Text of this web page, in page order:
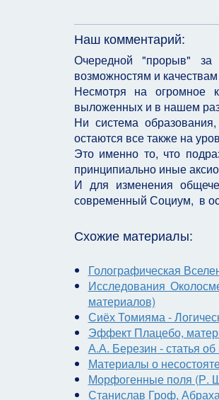
Наш комментарий:
Очередной "прорыв" за
возможностям и
Несмотря на огромное
выложенных и в нашем
Ни система
остаются все также на
Это именно то, что
принципиально иные
И для изменения
современный Социум, в
Схожие материалы:
Голографическая
Исследования
материалов)
Сиёх Томияма -
Эффект Плацебо,
А.А. Березин - статья
Материалы о
Морфогенные поля (Р.
Станислав Гроф,